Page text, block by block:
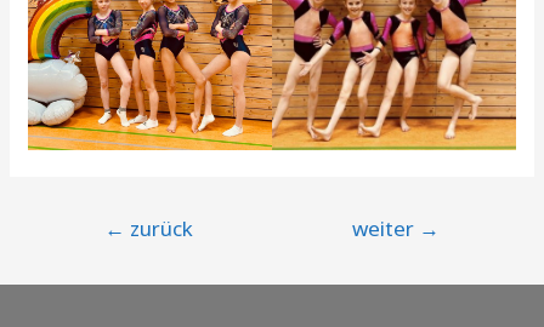
Beitragsnavigation
← zurück weiter →